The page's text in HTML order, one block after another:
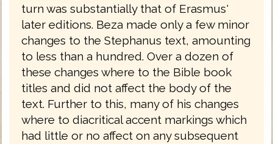
turn was substantially that of Erasmus'
later editions. Beza made only a few minor
changes to the Stephanus text, amounting
to less than a hundred. Over a dozen of
these changes where to the Bible book
titles and did not affect the body of the
text. Further to this, many of his changes
where to diacritical accent markings which
had little or no affect on any subsequent